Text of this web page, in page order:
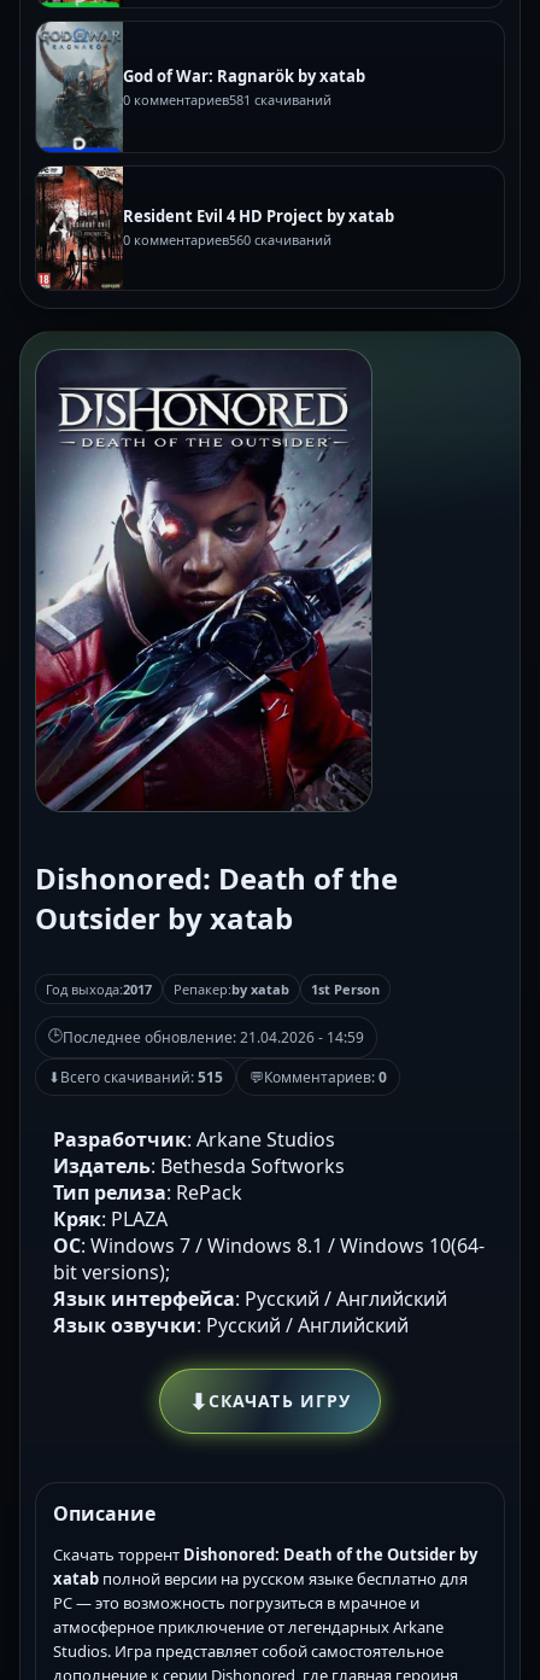
God of War: Ragnarök by xatab
0 комментариев581 скачиваний
Resident Evil 4 HD Project by xatab
0 комментариев560 скачиваний
Dishonored: Death of the
Outsider by xatab
Год выхода:2017 Репакер:by xatab 1st Person
🕒Последнее обновление:21.04.2026 - 14:59
⬇Всего скачиваний:515 💬Комментариев:0
Разработчик: Arkane Studios
Издатель: Bethesda Softworks
Тип релиза: RePack
Кряк: PLAZA
ОС: Windows 7 / Windows 8.1 / Windows 10(64-
bit versions);
Язык интерфейса: Русский / Английский
Язык озвучки: Русский / Английский
⬇СКАЧАТЬ ИГРУ
Описание
Скачать торрент Dishonored: Death of the Outsider by
xatab полной версии на русском языке бесплатно для
PC — это возможность погрузиться в мрачное и
атмосферное приключение от легендарных Arkane
Studios. Игра представляет собой самостоятельное
дополнение к серии Dishonored, где главная героиня